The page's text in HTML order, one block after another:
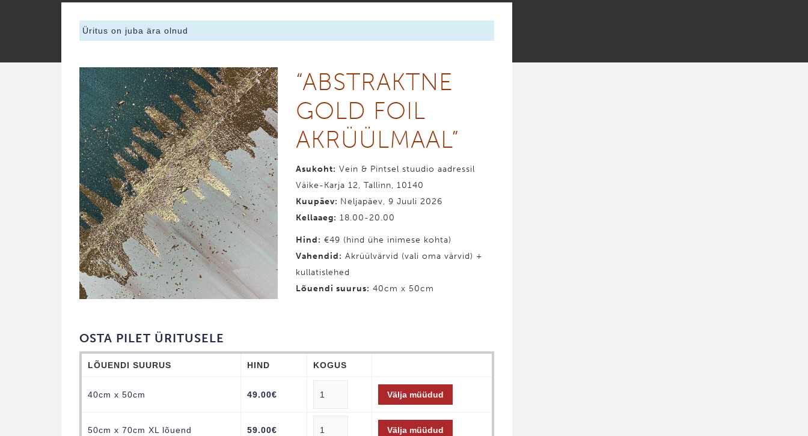
Üritus on juba ära olnud
“ABST­RAKT­NE
GOLD FOIL
AKRÜÜL­MAAL”
Asukoht: Vein & Pintsel stuudio aadressil
Väike-Karja 12, Tallinn, 10140
Kuupäev: Neljapäev, 9 Juuli 2026
Kellaaeg: 18.00-20.00
Hind: €49 (hind ühe inimese kohta)
Vahendid: Akrüülvärvid (vali oma värvid) +
kullatislehed
Lõuendi suurus: 40cm x 50cm
OSTA PILET ÜRITUSELE
LÕUENDI SUURUS HIND KOGUS
40cm x 50cm 49.00€ Välja müüdud
50cm x 70cm XL lõuend 59.00€ Välja müüdud